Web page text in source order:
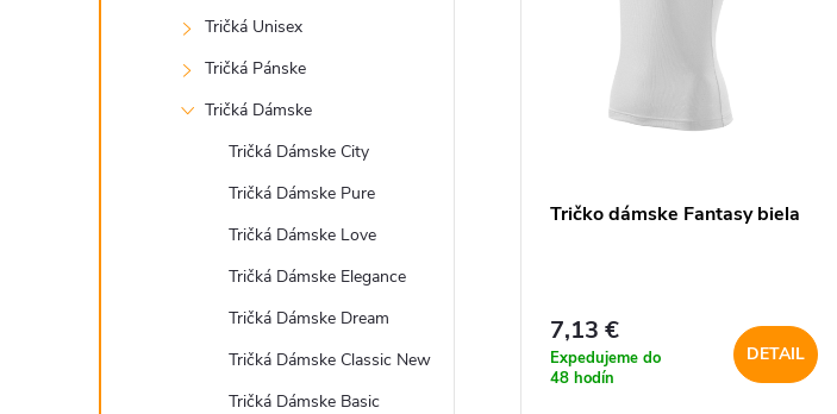
Tričká Unisex
Tričká Pánske
Tričká Dámske
Tričká Dámske City
Tričká Dámske Pure
Tričká Dámske Love
Tričká Dámske Elegance
Tričká Dámske Dream
Tričká Dámske Classic New
Tričká Dámske Basic
Tričko dámske Fantasy biela
7,13 €
Expedujeme do
48 hodín
DETAIL